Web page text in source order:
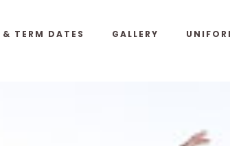
& TERM DATES GALLERY